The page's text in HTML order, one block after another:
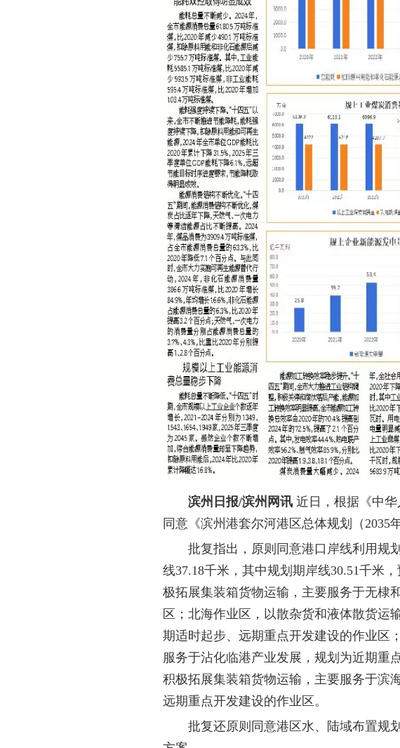
滨州日报/滨州网讯 近日，根据《中
同意《滨州港套尔河港区总体规划（2035
批复指出，原则同意港口岸线利用规
线37.18千米，其中规划期岸线30.51千米
极拓展集装箱货物运输，主要服务于无棣
区；北海作业区，以散杂货和液体散货运
期适时起步、远期重点开发建设的作业区
服务于沾化临港产业发展，规划为近期重
积极拓展集装箱货物运输，主要服务于滨
远期重点开发建设的作业区。
批复还原则同意港区水、陆域布置规